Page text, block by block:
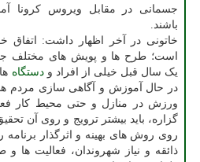
جسمانی در مقابل ویروس کرونا
باشند.
خاتونی در آخر اظهار داشت: اتفاق
است؛ طرح ها و پویش های مختلف
یک سال قبل خیلی از افراد ودستگاه
در حال آموزش و آگاهی سازی مردم
ورزش در منازل و حتی محیط کار
گزاره، باید بیشتر ترویج و روی آن
روی روش های بهینه و اثرگذار
ذائقه و نیاز شهروندان، فعالیت ها